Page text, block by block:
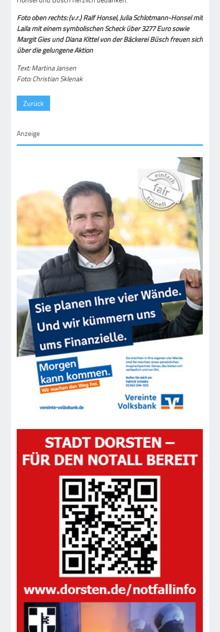
Foto oben rechts: (v.r.) Ralf Honsel, Julia Schlotmann-Honsel mit
Laila mit einem symbolischen Scheck über 3277 Euro sowie
Margit Gies und Diana Kittel von der Bäckerei Büsch freuen sich
über die gelungene Aktion
Text: Martina Jansen
Foto: Christian Sklenak
Zurück
Anzeige